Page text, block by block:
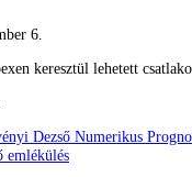
6.
keresztül lehetett
Dezső Numerikus
emlékülés